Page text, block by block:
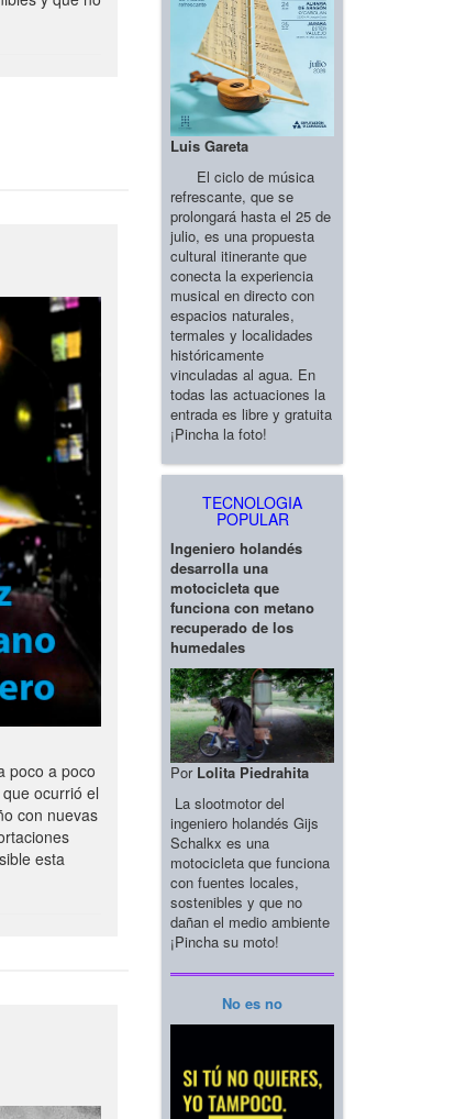
poco a poco
ocurrió el
con nuevas
esta
Luis Gareta
El ciclo de música
refrescante, que se
prolongará hasta el 25 de
julio, es una propuesta
cultural itinerante que
conecta la experiencia
musical en directo con
espacios naturales,
termales y localidades
históricamente
vinculadas al agua. En
todas las actuaciones la
entrada es libre y gratuita
¡Pincha la foto!
TECNOLOGIA
POPULAR
Ingeniero holandés
desarrolla una
motocicleta que
funciona con metano
recuperado de los
humedales
Por Lolita Piedrahita
La slootmotor del
ingeniero holandés Gijs
Schalkx es una
motocicleta que funciona
con fuentes locales,
sostenibles y que no
dañan el medio ambiente
¡Pincha su moto!
No es no